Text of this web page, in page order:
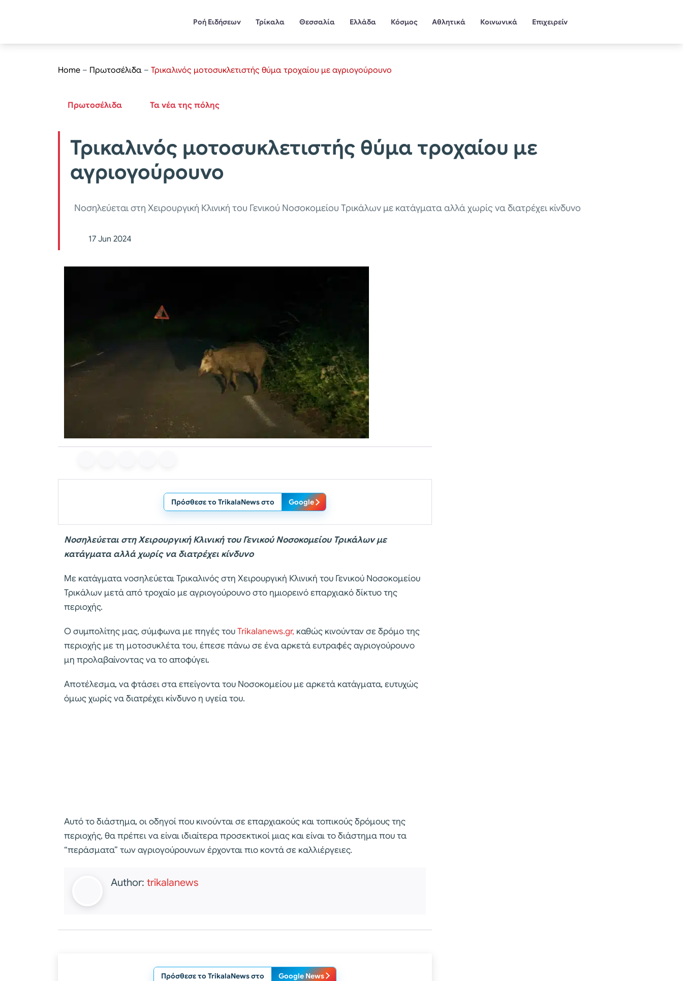
Ροή Ειδήσεων Τρίκαλα Θεσσαλία Ελλάδα Κόσμος Αθλητικά Κοινωνικά Επιχειρείν
Home – Πρωτοσέλιδα – Τρικαλινός μοτοσυκλετιστής θύμα τροχαίου με αγριογούρουνο
Πρωτοσέλιδα Τα νέα της πόλης
Τρικαλινός μοτοσυκλετιστής θύμα τροχαίου με
αγριογούρουνο
Νοσηλεύεται στη Χειρουργική Κλινική του Γενικού Νοσοκομείου Τρικάλων με κατάγματα αλλά χωρίς να διατρέχει κίνδυνο
17 Jun 2024
Πρόσθεσε το TrikalaNews στο Google
Νοσηλεύεται στη Χειρουργική Κλινική του Γενικού Νοσοκομείου Τρικάλων με
κατάγματα αλλά χωρίς να διατρέχει κίνδυνο
Με κατάγματα νοσηλεύεται Τρικαλινός στη Χειρουργική Κλινική του Γενικού Νοσοκομείου
Τρικάλων μετά από τροχαίο με αγριογούρουνο στο ημιορεινό επαρχιακό δίκτυο της
περιοχής.
Ο συμπολίτης μας, σύμφωνα με πηγές τουTrikalanews.gr, καθώς κινούνταν σε δρόμο της
περιοχής με τη μοτοσυκλέτα του, έπεσε πάνω σε ένα αρκετά ευτραφές αγριογούρουνο
μη προλαβαίνοντας να το αποφύγει.
Αποτέλεσμα, να φτάσει στα επείγοντα του Νοσοκομείου με αρκετά κατάγματα, ευτυχώς
όμως χωρίς να διατρέχει κίνδυνο η υγεία του.
Αυτό το διάστημα, οι οδηγοί που κινούνται σε επαρχιακούς και τοπικούς δρόμους της
περιοχής, θα πρέπει να είναι ιδιαίτερα προσεκτικοί μιας και είναι το διάστημα που τα
“περάσματα” των αγριογούρουνων έρχονται πιο κοντά σε καλλιέργειες.
Author: trikalanews
Πρόσθεσε το TrikalaNews στο Google News